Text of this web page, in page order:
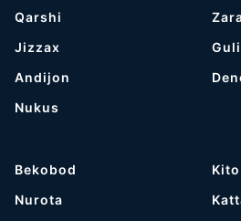
Qarshi
Jizzax
Andijon
Nukus
Bekobod
Nurota